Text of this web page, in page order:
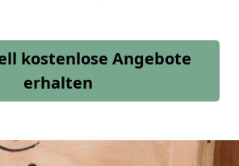
kostenlose Angebote
erhalten